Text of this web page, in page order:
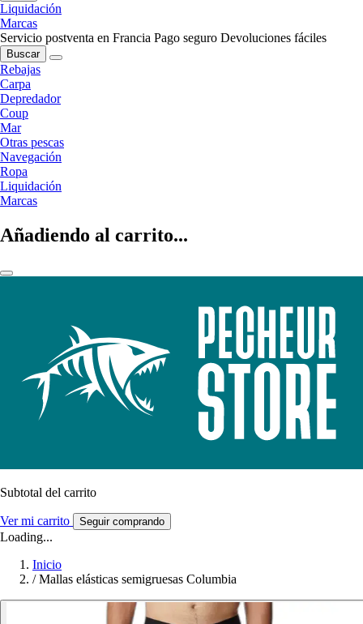
Liquidación
Marcas
Servicio postventa en Francia Pago seguro Devoluciones fáciles
Buscar
Rebajas
Carpa
Depredador
Coup
Mar
Otras pescas
Navegación
Ropa
Liquidación
Marcas
Añadiendo al carrito...
Subtotal del carrito
Ver mi carrito Seguir comprando
Loading...
Inicio
/ Mallas elásticas semigruesas Columbia